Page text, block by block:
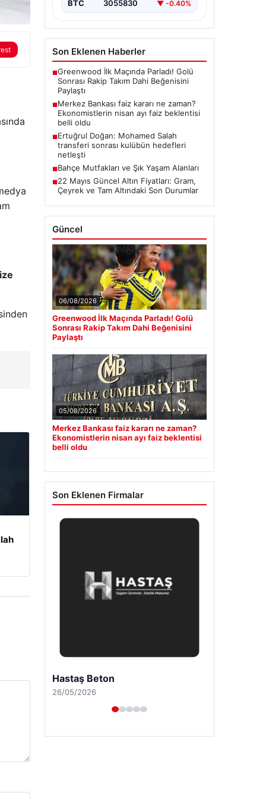
BTC 3055830 ▼ -0.40%
Son Eklenen Haberler
■Greenwood İlk Maçında Parladı! Golü
Sonrası Rakip Takım Dahi Beğenisini
Paylaştı
■Merkez Bankası faiz kararı ne zaman?
Ekonomistlerin nisan ayı faiz beklentisi
belli oldu
■Ertuğrul Doğan: Mohamed Salah
transferi sonrası kulübün hedefleri
netleşti
■Bahçe Mutfakları ve Şık Yaşam Alanları
■22 Mayıs Güncel Altın Fiyatları: Gram,
Çeyrek ve Tam Altındaki Son Durumlar
Güncel
06/08/2026
Greenwood İlk Maçında Parladı! Golü
Sonrası Rakip Takım Dahi Beğenisini
Paylaştı
05/08/2026
Merkez Bankası faiz kararı ne zaman?
Ekonomistlerin nisan ayı faiz beklentisi
belli oldu
Son Eklenen Firmalar
Prenses Night Club
29/04/2026